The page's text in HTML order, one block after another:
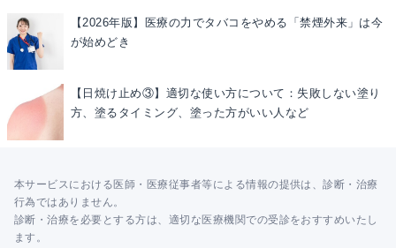
【2026年版】医療の力でタバコをやめる「禁煙外来」は今
が始めどき
【日焼け止め③】適切な使い方について：失敗しない塗り
方、塗るタイミング、塗った方がいい人など
本サービスにおける医師・医療従事者等による情報の提供は、診断・治療
行為ではありません。
診断・治療を必要とする方は、適切な医療機関での受診をおすすめいたし
ます。